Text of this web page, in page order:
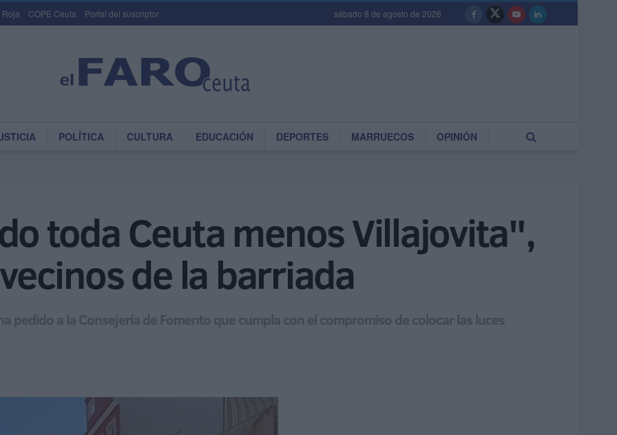
Roja COPE Ceuta Portal del suscriptor sábado 8 de agosto de 2026
POLÍTICA CULTURA EDUCACIÓN DEPORTES MARRUECOS OPINIÓN
toda Ceuta menos Villajovita",
de la barriada
pedido a la Consejería de Fomento que cumpla con el compromiso de colocar las luces